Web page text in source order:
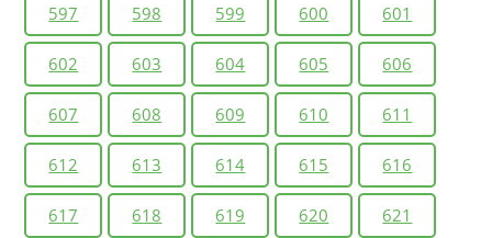
597 598 599 600 601
602 603 604 605 606
607 608 609 610 611
612 613 614 615 616
617 618 619 620 621